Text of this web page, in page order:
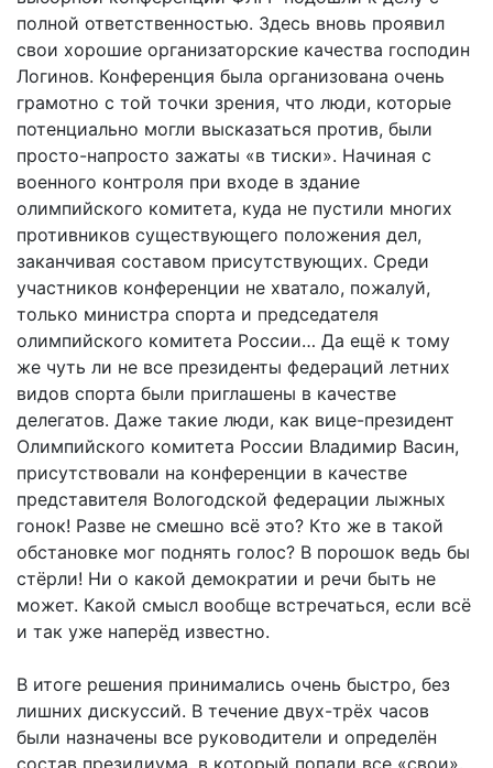
полной ответственностью. Здесь вновь проявил
свои хорошие организаторские качества господин
Логинов. Конференция была организована очень
грамотно с той точки зрения, что люди, которые
потенциально могли высказаться против, были
просто-напросто зажаты «в тиски». Начиная с
военного контроля при входе в здание
олимпийского комитета, куда не пустили многих
противников существующего положения дел,
заканчивая составом присутствующих. Среди
участников конференции не хватало, пожалуй,
только министра спорта и председателя
олимпийского комитета России… Да ещё к тому
же чуть ли не все президенты федераций летних
видов спорта были приглашены в качестве
делегатов. Даже такие люди, как вице-президент
Олимпийского комитета России Владимир Васин,
присутствовали на конференции в качестве
представителя Вологодской федерации лыжных
гонок! Разве не смешно всё это? Кто же в такой
обстановке мог поднять голос? В порошок ведь бы
стёрли! Ни о какой демократии и речи быть не
может. Какой смысл вообще встречаться, если всё
и так уже наперёд известно.
В итоге решения принимались очень быстро, без
лишних дискуссий. В течение двух-трёх часов
были назначены все руководители и определён
состав президиума, в который попали все «свои».